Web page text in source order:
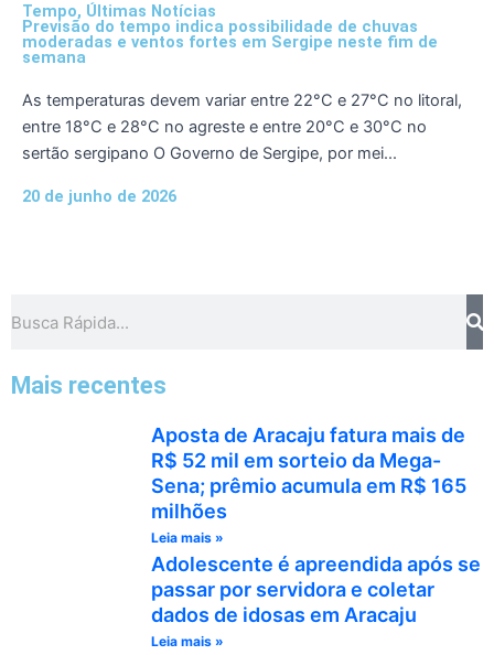
Tempo, Últimas Notícias
Previsão do tempo indica possibilidade de chuvas
moderadas e ventos fortes em Sergipe neste fim de
semana
As temperaturas devem variar entre 22°C e 27°C no litoral,
entre 18°C e 28°C no agreste e entre 20°C e 30°C no
sertão sergipano O Governo de Sergipe, por mei...
20 de junho de 2026
Mais recentes
Aposta de Aracaju fatura mais de
R$ 52 mil em sorteio da Mega-
Sena; prêmio acumula em R$ 165
milhões
Leia mais »
Adolescente é apreendida após se
passar por servidora e coletar
dados de idosas em Aracaju
Leia mais »